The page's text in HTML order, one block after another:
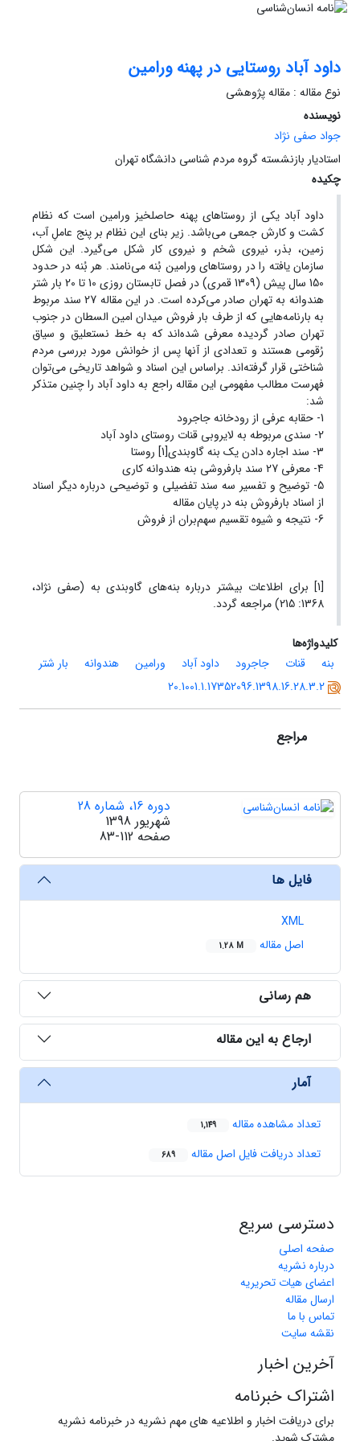
داود آباد روستایی در پهنه ورامین
نوع مقاله : مقاله پژوهشی
نویسنده
جواد صفی نژاد
استادیار بازنشسته گروه مردم ‌شناسی دانشگاه تهران
چکیده
داود آباد یکی از روستاهای پهنه حاصلخیز ورامین است که نظام
کشت و کارش جمعی می‌باشد. زیر بنای این نظام بر پنج عاملِ آب،
زمین، بذر، نیروی شخم و نیروی کار شکل می‌‌گیرد. این شکل
سازمان یافته را در روستاهای ورامین بُنه می‌‌نامند. هر بُنه در حدود
150 سال پیش (1309 قمری) در فصل تابستان روزی 10 تا 20 بار شتر
هندوانه به تهران صادر می‌کرده است. در این مقاله 27 سند مربوط
به بارنامه‌هایی که از طرف بار فروش میدان امین السطان در جنوب
تهران صادر گردیده معرفی شده‌اند که به خط نستعلیق و سیاق
رُقومی هستند و تعدادی از آنها پس از خوانش مورد بررسی مردم
شناختی قرار گرفته‌اند. براساس این اسناد و شواهد تاریخی می‌‌توان
فهرست مطالب مفهومی این مقاله راجع به داود آباد را چنین متذکر
شد:
1- حقابه عرفی از رودخانه جاجرود
2- سندی مربوطه به لایروبی قنات روستای داود آباد
3- سند اجاره دادن یک بنه گاوبندی[1] روستا
4- معرفی 27 سند بارفروشی بنه هندوانه ‌کاری
5- توضیح و تفسیر سه سند تفضیلی و توضیحی درباره دیگر اسناد
از اسناد بارفروش بنه در پایان مقاله
6- نتیجه و شیوه تقسیم سهم‌بران از فروش
[1] برای اطلاعات بیشتر درباره بنه‌های گاوبندی به (صفی نژاد،
1368: 215) مراجعه گردد.
کلیدواژه‌ها
بنه
قنات جاجرود داود آباد ورامین هندوانه
بار شتر
20.1001.1.17352096.1398.16.28.3.2
مراجع
دوره 16، شماره 28
شهریور 1398
صفحه 83-112
فایل ها
XML
اصل مقاله
1.28 M
هم رسانی
ارجاع به این مقاله
آمار
تعداد مشاهده مقاله 1,149
تعداد دریافت فایل اصل مقاله 689
دسترسی سریع
صفحه اصلی
درباره نشریه
اعضای هیات تحریریه
ارسال مقاله
تماس با ما
نقشه سایت
آخرین اخبار
اشتراک خبرنامه
برای دریافت اخبار و اطلاعیه های مهم نشریه در خبرنامه نشریه